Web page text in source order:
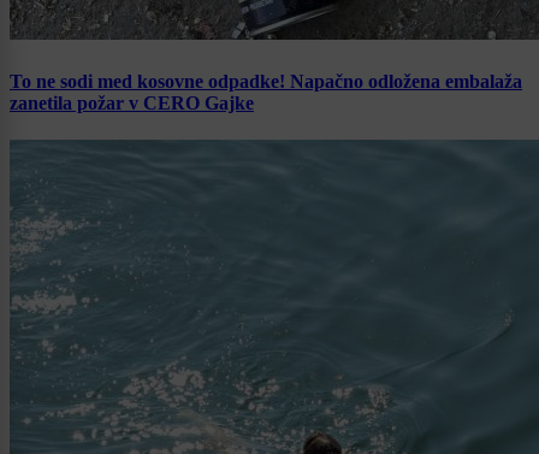
To ne sodi med kosovne odpadke! Napačno odložena embalaža
zanetila požar v CERO Gajke